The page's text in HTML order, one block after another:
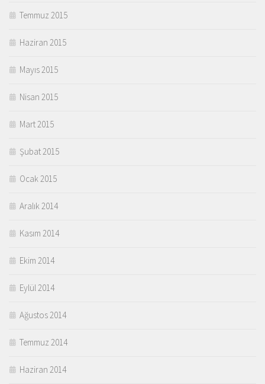
Temmuz 2015
Haziran 2015
Mayıs 2015
Nisan 2015
Mart 2015
Şubat 2015
Ocak 2015
Aralık 2014
Kasım 2014
Ekim 2014
Eylül 2014
Ağustos 2014
Temmuz 2014
Haziran 2014